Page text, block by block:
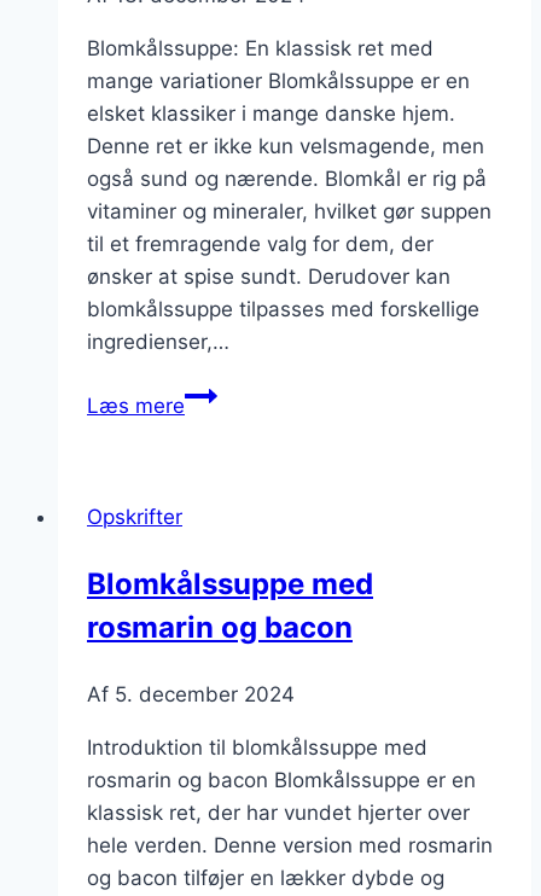
Blomkålssuppe: En klassisk ret med
mange variationer Blomkålssuppe er en
elsket klassiker i mange danske hjem.
Denne ret er ikke kun velsmagende, men
også sund og nærende. Blomkål er rig på
vitaminer og mineraler, hvilket gør suppen
til et fremragende valg for dem, der
ønsker at spise sundt. Derudover kan
blomkålssuppe tilpasses med forskellige
ingredienser,…
Læs mereBlomkålssuppe
Opskrifter
Blomkålssuppe med
rosmarin og bacon
Af 5. december 2024
Introduktion til blomkålssuppe med
rosmarin og bacon Blomkålssuppe er en
klassisk ret, der har vundet hjerter over
hele verden. Denne version med rosmarin
og bacon tilføjer en lækker dybde og